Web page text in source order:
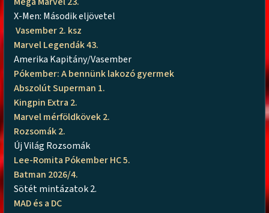
X-Men: Második eljövetel
Vasember 2. ksz
Marvel Legendák 43.
Amerika Kapitány/Vasember
Pókember: A bennünk lakozó gyermek
Abszolút Superman 1.
Kingpin Extra 2.
Marvel mérföldkövek 2.
Rozsomák 2.
Új Világ Rozsomák
Lee-Romita Pókember HC 5.
Batman 2026/4.
Sötét mintázatok 2.
MAD és a DC